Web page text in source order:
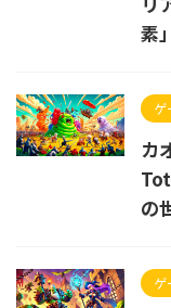
素」
ゲ
カ
の
ゲ